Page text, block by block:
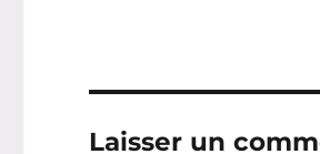
Laisser un